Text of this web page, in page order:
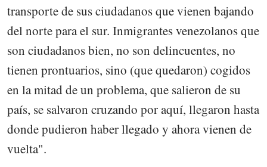
transporte de sus ciudadanos que vienen bajando
del norte para el sur. Inmigrantes venezolanos que
son ciudadanos bien, no son delincuentes, no
tienen prontuarios, sino (que quedaron) cogidos
en la mitad de un problema, que salieron de su
país, se salvaron cruzando por aquí, llegaron hasta
donde pudieron haber llegado y ahora vienen de
vuelta".